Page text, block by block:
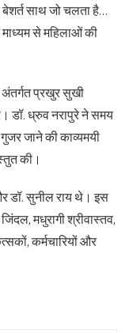
बेशर्त साथ जो चलता है…
से महिलाओं की
अंतर्गत प्रखुर सुखी
डॉ. ध्रुव नरापुरे ने समय
जाने की काव्यमयी
की।
और डॉ. सुनील राय थे। इस
मधुरागी श्रीवास्तव,
कर्मचारियों और